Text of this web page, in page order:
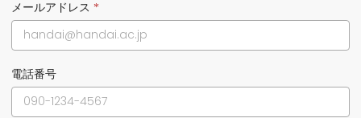
メールアドレス *
電話番号